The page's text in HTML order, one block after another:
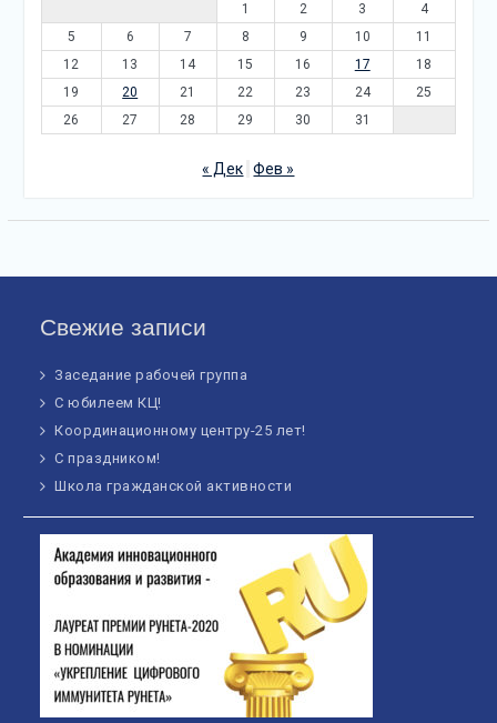
1
2 3
4
5
6 7 8 9 10
11
12
13 14 15 16 17
18
19
20 21 22 23 24
25
26
27 28 29 30 31
« Дек Фев »
Свежие записи
Заседание рабочей группа
С юбилеем КЦ!
Координационному центру-25 лет!
С праздником!
Школа гражданской активности